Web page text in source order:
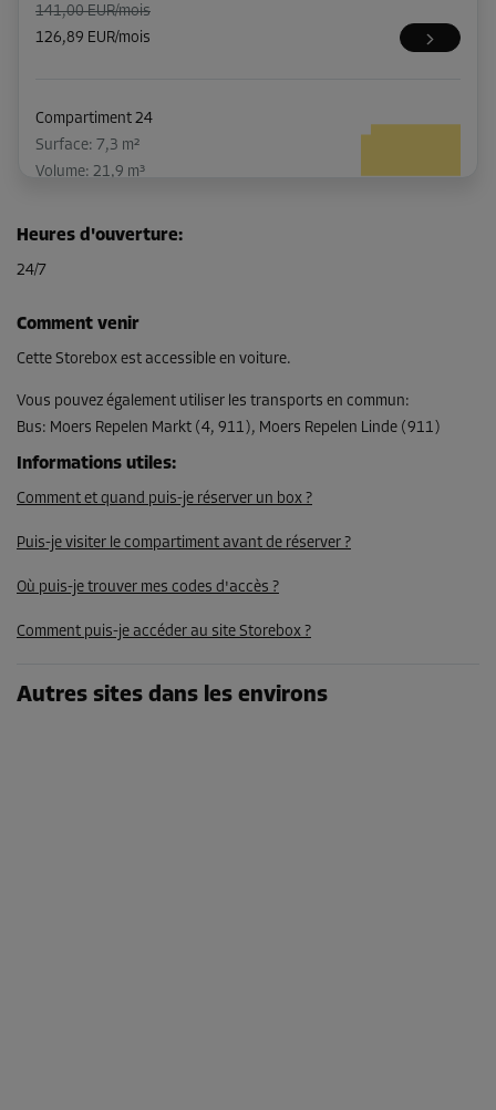
141,00 EUR/mois
126,89 EUR/mois
Compartiment 24
Surface: 7,3 m²
Volume: 21,9 m³
-15%
182,00 EUR/mois
154,69 EUR/mois
Compartiment 68
Surface: 9,7 m²
-15%
210,00 EUR/mois
Heures d'ouverture:
24/7
Comment venir
Cette Storebox est accessible en voiture.
Vous pouvez également utiliser les transports en commun:
Bus: Moers Repelen Markt (4, 911), Moers Repelen Linde (911)
Informations utiles:
Comment et quand puis-je réserver un box ?
Puis-je visiter le compartiment avant de réserver ?
Où puis-je trouver mes codes d'accès ?
Comment puis-je accéder au site Storebox ?
Autres sites dans les environs